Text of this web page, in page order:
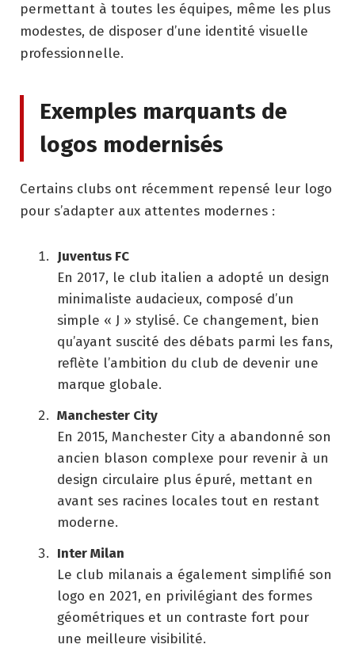
permettant à toutes les équipes, même les plus
modestes, de disposer d’une identité visuelle
professionnelle.
Exemples marquants de
logos modernisés
Certains clubs ont récemment repensé leur logo
pour s’adapter aux attentes modernes :
Juventus FC
En 2017, le club italien a adopté un design
minimaliste audacieux, composé d’un
simple « J » stylisé. Ce changement, bien
qu’ayant suscité des débats parmi les fans,
reflète l’ambition du club de devenir une
marque globale.
Manchester City
En 2015, Manchester City a abandonné son
ancien blason complexe pour revenir à un
design circulaire plus épuré, mettant en
avant ses racines locales tout en restant
moderne.
Inter Milan
Le club milanais a également simplifié son
logo en 2021, en privilégiant des formes
géométriques et un contraste fort pour
une meilleure visibilité.